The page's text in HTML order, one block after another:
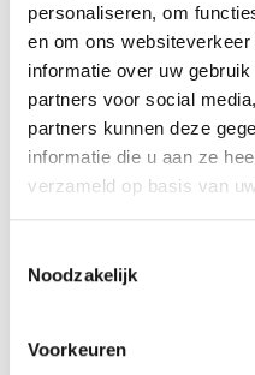
personaliseren, om
en om ons
informatie over uw
partners voor social
partners kunnen deze
informatie die u aan ze
verzameld op basis van
Noodzakelijk
Voorkeuren
Foto: Peter Kuijpers
TwitterFacebook